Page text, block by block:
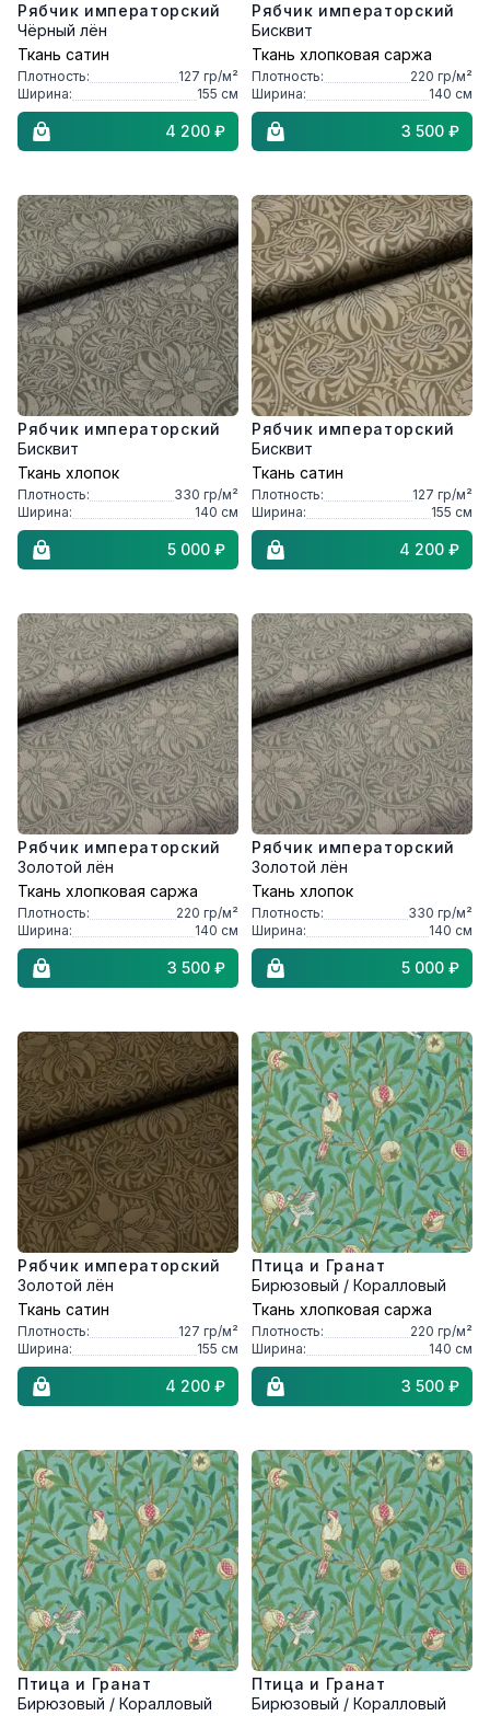
Рябчик императорский
Чёрный лён
Ткань сатин
Плотность: 127 гр/м²
Ширина:
155 см
4 200 ₽
Рябчик императорский
Бисквит
Ткань хлопковая саржа
Плотность: 220 гр/м²
Ширина:
140 см
3 500 ₽
Рябчик императорский
Бисквит
Ткань хлопок
Плотность: 330 гр/м²
Ширина:
140 см
5 000 ₽
Рябчик императорский
Бисквит
Ткань сатин
Плотность: 127 гр/м²
Ширина:
155 см
4 200 ₽
Рябчик императорский
Золотой лён
Ткань хлопковая саржа
Плотность: 220 гр/м²
Ширина:
140 см
3 500 ₽
Рябчик императорский
Золотой лён
Ткань хлопок
Плотность: 330 гр/м²
Ширина:
140 см
5 000 ₽
Рябчик императорский
Золотой лён
Ткань сатин
Плотность: 127 гр/м²
Ширина:
155 см
4 200 ₽
Птица и Гранат
Бирюзовый / Коралловый
Ткань хлопковая саржа
Плотность: 220 гр/м²
Ширина:
140 см
3 500 ₽
Птица и Гранат
Бирюзовый / Коралловый
Птица и Гранат
Бирюзовый / Коралловый